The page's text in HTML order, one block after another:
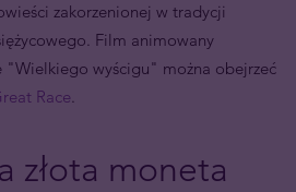
zakorzenionej w tradycji
Film animowany
"Wielkiego wyścigu" można obejrzeć
Race.
złota moneta